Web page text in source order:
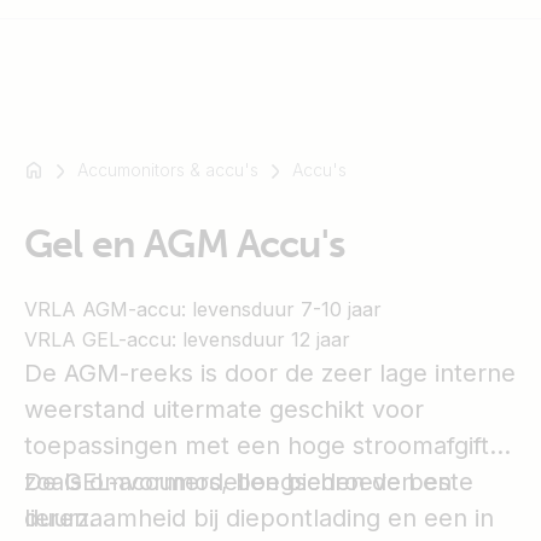
Bijvoorbeeld
Multiplus-
Orion
XS
SmartShunt
Accumonitors & accu's Accu's
Gel en AGM Accu's
VRLA AGM-accu: levensduur 7-10 jaar
VRLA GEL-accu: levensduur 12 jaar
De AGM-reeks is door de zeer lage interne
weerstand uitermate geschikt voor
toepassingen met een hoge stroomafgifte,
zoals omvormers, boegschroeven en
lieren.
De GEL-accumodellen bieden de beste
duurzaamheid bij diepontlading en een in